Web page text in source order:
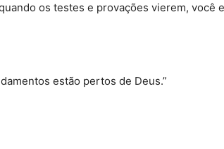
os testes e provações vierem, você
estão pertos de Deus.”